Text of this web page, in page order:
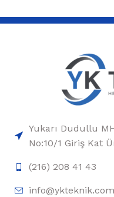
Yukarı Dudullu
No:10/1 Giriş Kat
(216) 208 41 43